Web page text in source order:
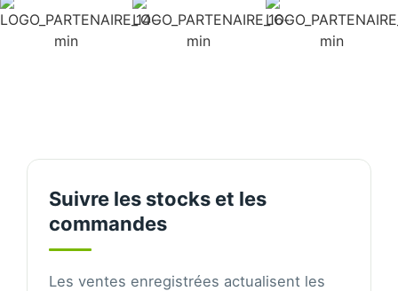
Suivre les stocks et les
commandes
Les ventes enregistrées actualisent les